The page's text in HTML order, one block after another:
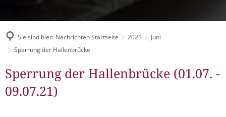
Konzertsaal LMAH
Schlitzer Geschichten
Sie sind hier: Nachrichten Startseite 2021
Juni
Sperrung der Hallenbrücke
Sperrung der Hallenbrücke (01.07. -
09.07.21)